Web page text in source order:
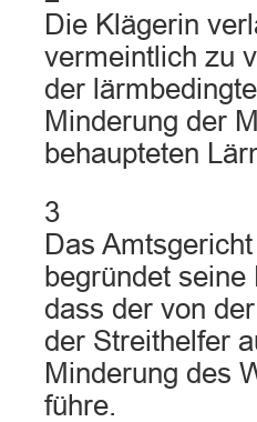
Die Klägerin
vermeintlich zu
der
Minderung der
behaupteten
3
Das
begründet
dass der von
der Streithelfer
Minderung des
führe.